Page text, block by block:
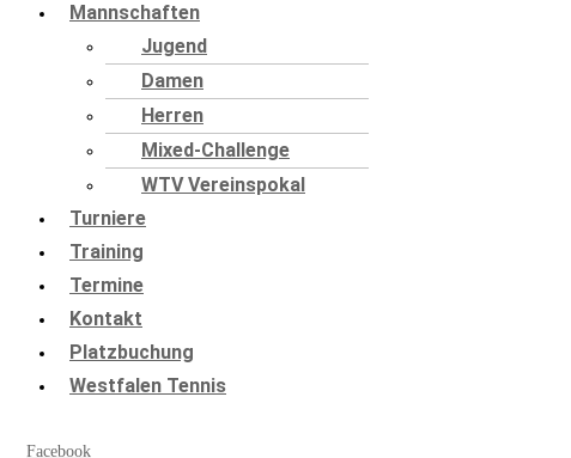
Mannschaften
Jugend
Damen
Herren
Mixed-Challenge
WTV Vereinspokal
Turniere
Training
Termine
Kontakt
Platzbuchung
Westfalen Tennis
Facebook